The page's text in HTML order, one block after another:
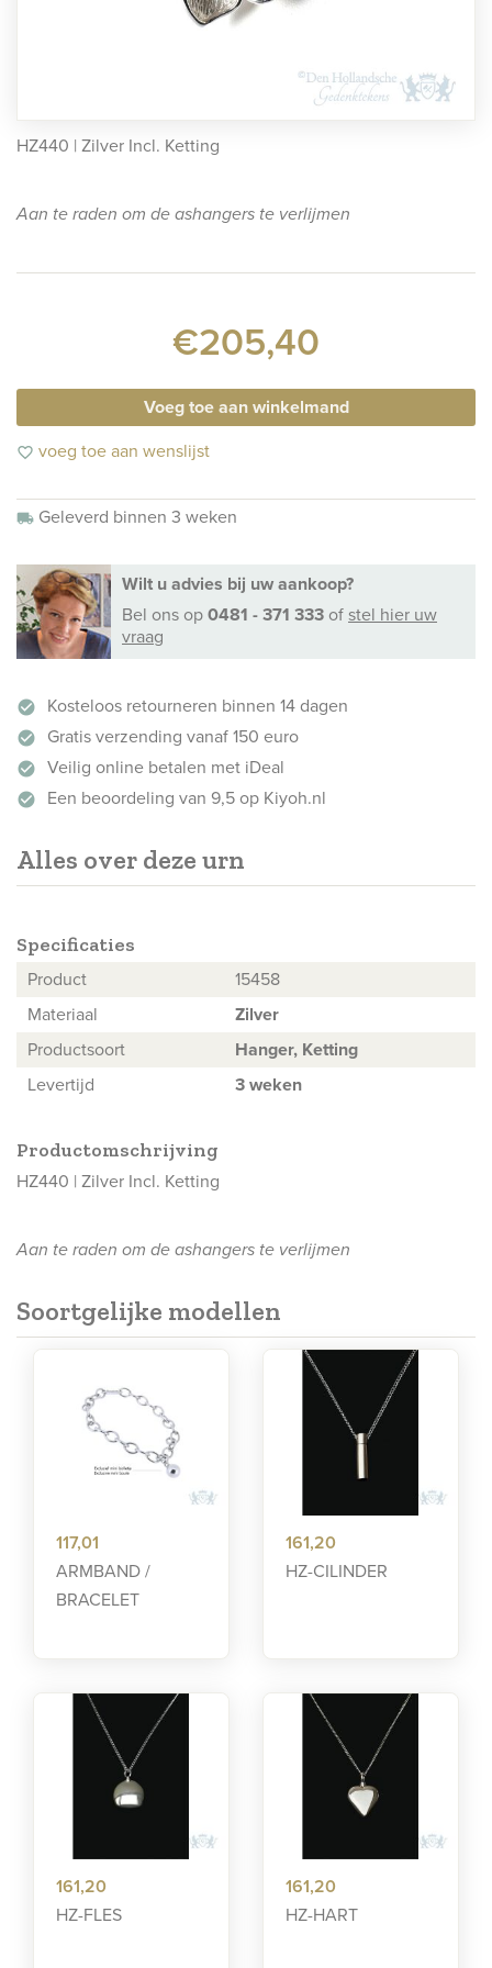
HZ440 | Zilver Incl. Ketting
Aan te raden om de ashangers te verlijmen
€205,40
Voeg toe aan winkelmand
favorite_border voeg toe aan wenslijst
local_shipping Geleverd binnen 3 weken
Wilt u advies bij uw aankoop?
Bel ons op0481 - 371 333 ofstel hier uw
vraag
check_circle Kosteloos retourneren binnen 14 dagen
check_circle Gratis verzending vanaf 150 euro
check_circle Veilig online betalen met iDeal
check_circle Een beoordeling van 9,5 op Kiyoh.nl
Alles over deze urn
Specificaties
Product
15458
Materiaal
Zilver
Productsoort
Hanger, Ketting
Levertijd
3 weken
Productomschrijving
HZ440 | Zilver Incl. Ketting
Aan te raden om de ashangers te verlijmen
Soortgelijke modellen
117,01
ARMBAND /
BRACELET
161,20
HZ-CILINDER
161,20
HZ-FLES
161,20
HZ-HART